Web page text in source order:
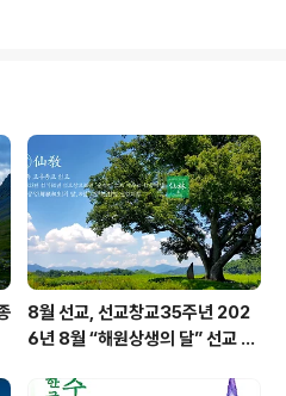
어 일심一心으
한얼을 내리시
것이 천지인합일
알”은 빛으로 온
, “한얼”은 하느
8월 선교, 선교창교35주년 202
6년 8월 “해원상생의 달” 선교 법